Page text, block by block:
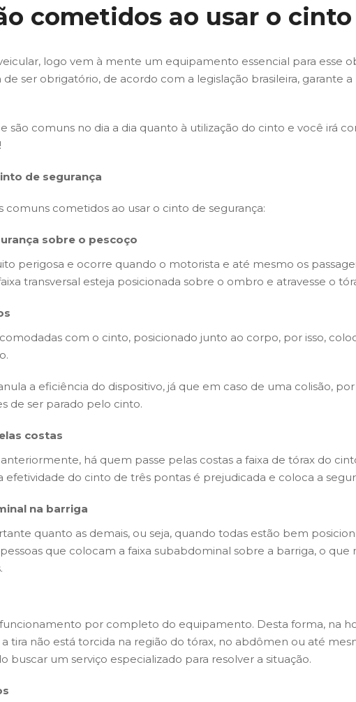
cometidos ao usar o
logo vem à mente um equipamento essencial para esse
ser obrigatório, de acordo com a legislação brasileira, garante
são comuns no dia a dia quanto à utilização do cinto e você irá
de segurança
comuns cometidos ao usar o cinto de segurança:
sobre o pescoço
perigosa e ocorre quando o motorista e até mesmo os
transversal esteja posicionada sobre o ombro e atravesse o
com o cinto, posicionado junto ao corpo, por isso,
a eficiência do dispositivo, já que em caso de uma colisão,
de ser parado pelo cinto.
costas
há quem passe pelas costas a faixa de tórax do
efetividade do cinto de três pontas é prejudicada e coloca a
na barriga
quanto as demais, ou seja, quando todas estão bem
que colocam a faixa subabdominal sobre a barriga, o que
por completo do equipamento. Desta forma, na
tira não está torcida na região do tórax, no abdômen ou até
buscar um serviço especializado para resolver a situação.